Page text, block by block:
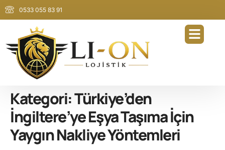
0533 055 83 91
Kategori:Türkiye’den
İngiltere’ye Eşya Taşıma İçin
Yaygın Nakliye Yöntemleri